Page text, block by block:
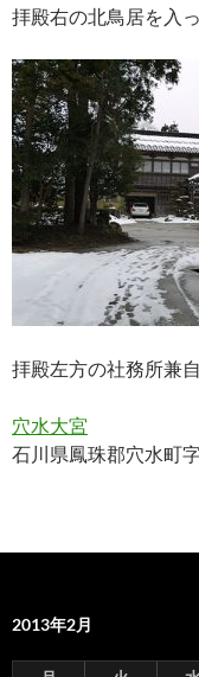
拝殿右の北鳥居を入
拝殿左方の社務所兼
穴水大宮
石川県鳳珠郡穴水町
2013年2月